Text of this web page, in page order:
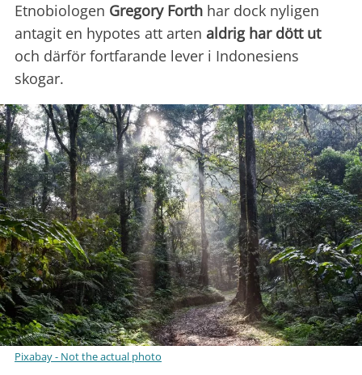
Etnobiologen Gregory Forth har dock nyligen
antagit en hypotes att arten aldrig har dött ut
och därför fortfarande lever i Indonesiens
skogar.
Pixabay - Not the actual photo